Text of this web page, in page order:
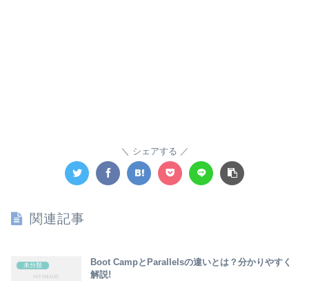
シェアする
関連記事
未分類
Boot CampとParallelsの違いとは？分かりやすく
解説!